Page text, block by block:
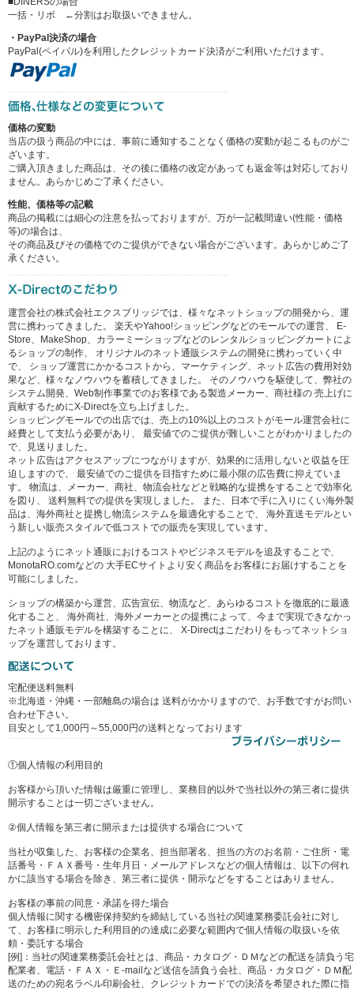
一括・リボ ←分割はお取扱いできません。
・PayPal決済の場合
PayPal(ペイパル)を利用したクレジットカード決済がご利用いただけます。
価格の変動
当店の扱う商品の中には、事前に通知することなく価格の変動が起こるものがご
ざいます。
ご購入頂きました商品は、その後に価格の改定があっても返金等は対応しており
ません。あらかじめご了承ください。
性能、価格等の記載
商品の掲載には細心の注意を払っておりますが、万が一記載間違い(性能・価格
等)の場合は、
その商品及びその価格でのご提供ができない場合がございます。あらかじめご了
承ください。
運営会社の株式会社エクスブリッジでは、様々なネットショップの開発から、運
営に携わってきました。 楽天やYahoo!ショッピングなどのモールでの運営、 E-
Store、MakeShop、カラーミーショップなどのレンタルショッピングカートによ
るショップの制作、 オリジナルのネット通販システムの開発に携わっていく中
で、 ショップ運営にかかるコストから、マーケティング、ネット広告の費用対効
果など、様々なノウハウを蓄積してきました。 そのノウハウを駆使して、弊社の
システム開発、Web制作事業でのお客様である製造メーカー、商社様の 売上げに
貢献するためにX-Directを立ち上げました。
ショッピングモールでの出店では、売上の10%以上のコストがモール運営会社に
経費として支払う必要があり、 最安値でのご提供が難しいことがわかりましたの
で、見送りました。
ネット広告はアクセスアップにつながりますが、効果的に活用しないと収益を圧
迫しますので、 最安値でのご提供を目指すために最小限の広告費に抑えていま
す。 物流は、メーカー、商社、物流会社などと戦略的な提携をすることで効率化
を図り、 送料無料での提供を実現しました。 また、日本で手に入りにくい海外製
品は、海外商社と提携し物流システムを最適化することで、 海外直送モデルとい
う新しい販売スタイルで低コストでの販売を実現しています。
上記のようにネット通販におけるコストやビジネスモデルを追及することで、
MonotaRO.comなどの 大手ECサイトより安く商品をお客様にお届けすることを
可能にしました。
ショップの構築から運営、広告宣伝、物流など、あらゆるコストを徹底的に最適
化すること、 海外商社、海外メーカーとの提携によって、今まで実現できなかっ
たネット通販モデルを構築することに、 X-Directはこだわりをもってネットショ
ップを運営しております。
宅配便送料無料
※北海道・沖縄・一部離島の場合は 送料がかかりますので、お手数ですがお問い
合わせ下さい。
目安として1,000円～55,000円の送料となっております
①個人情報の利用目的
お客様から頂いた情報は厳重に管理し、業務目的以外で当社以外の第三者に提供
開示することは一切ございません。
②個人情報を第三者に開示または提供する場合について
当社が収集した、お客様の企業名、担当部署名、担当の方のお名前・ご住所・電
話番号・ＦＡＸ番号・生年月日・メールアドレスなどの個人情報は、以下の何れ
かに該当する場合を除き、第三者に提供・開示などをすることはありません。
お客様の事前の同意・承諾を得た場合
個人情報に関する機密保持契約を締結している当社の関連業務委託会社に対し
て、お客様に明示した利用目的の達成に必要な範囲内で個人情報の取扱いを依
頼・委託する場合
[例]：当社の関連業務委託会社とは、商品・カタログ・ＤＭなどの配送を請負う宅
配業者、電話・ＦＡＸ・Ｅ-mailなど送信を請負う会社、商品・カタログ・ＤＭ配
送のための宛名ラベル印刷会社、クレジットカードでの決済を希望された際に指